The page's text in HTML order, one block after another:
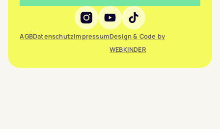
Social Media
AGBDatenschutzImpressumDesign & Code by
WEBKINDER